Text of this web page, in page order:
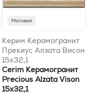
Матовая
Керим Керамогранит
Прекиус Алзата Висон
15x32,1
Cerim Керамогранит
Precious Alzata Vison
15x32,1